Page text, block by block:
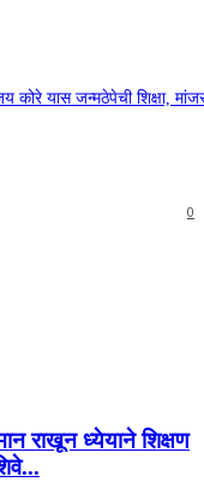
यास जन्मठेपेची शिक्षा,
0
राखून ध्येयाने शिक्षण